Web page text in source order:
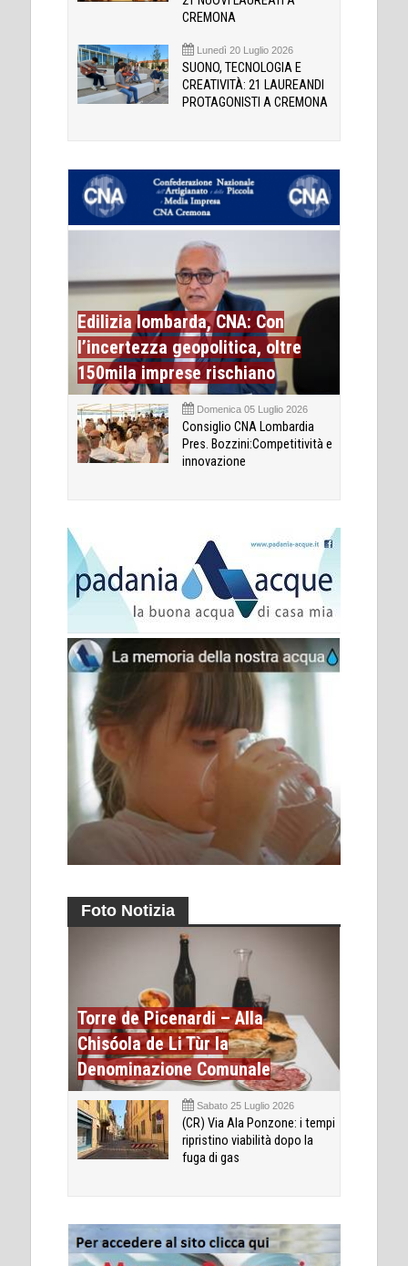
CREMONA
Lunedì 20 Luglio 2026
SUONO, TECNOLOGIA E
CREATIVITÀ: 21 LAUREANDI
PROTAGONISTI A CREMONA
Edilizia lombarda, CNA: Con
l’incertezza geopolitica, oltre
150mila imprese rischiano
Domenica 05 Luglio 2026
Consiglio CNA Lombardia
Pres. Bozzini:Competitività e
innovazione
Foto Notizia
Torre de Picenardi – Alla
Chisóola de Li Tùr la
Denominazione Comunale
Sabato 25 Luglio 2026
(CR) Via Ala Ponzone: i tempi
ripristino viabilità dopo la
fuga di gas